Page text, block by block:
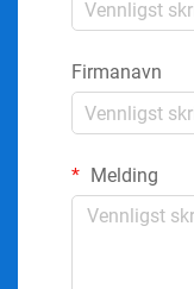
Firmanavn
Melding